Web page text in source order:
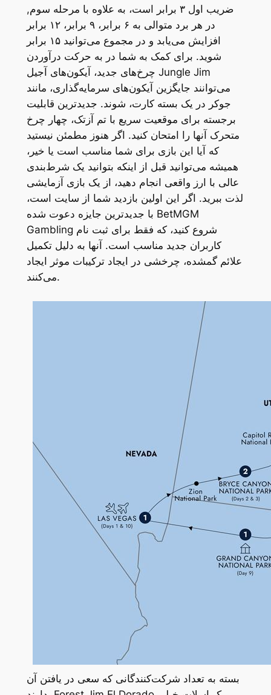
ضریب اول ۳ برابر است، به علاوه با مرحله سوم,
در هر برد متوالی به ۶ برابر، ۹ برابر، ۱۲ برابر
افزایش می‌یابد و در مجموع می‌توانید ۱۵ برابر
شوید. برای کمک به شما در به حرکت درآوردن
چرخ‌های جدید، آیکون‌های آجیل Jungle Jim
می‌توانند جایگزین آیکون‌های سرمایه‌گذاری، مانند
جوکر در یک بسته کارت، شوند. جدیدترین قابلیت
برجسته برای موقعیت سریع با تم آزتک، چهار چرخ
متحرک آنها را امتحان کنید. اگر هنوز مطمئن نیستید
که آیا این بازی برای شما مناسب است یا خیر،
همیشه می‌توانید قبل از اینکه بتوانید یک شرط‌بندی
عالی با ارز واقعی انجام دهید، از یک بازی آزمایشی
لذت ببرید. اگر این اولین بازدید شما از سایت است،
با جدیدترین جایزه دعوت شده BetMGM
Gambling شروع کنید، که فقط برای ثبت نام
کاربران جدید مناسب است. آنها به دلیل تکمیل
علائم گمشده، چرخشی در ایجاد ترکیبات موثر ایجاد
می‌کنند.
بسته به تعداد شرکت‌کنندگانی که سعی در یافتن آن